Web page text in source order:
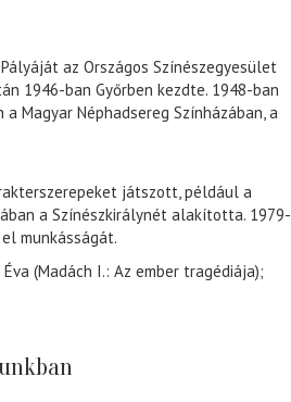
az Országos Színészegyesület
1946-ban Győrben kezdte. 1948-ban
Magyar Néphadsereg Színházában, a
játszott, például a
a Színészkirálynét alakította. 1979-
munkásságát.
(Madách I.: Az ember tragédiája);